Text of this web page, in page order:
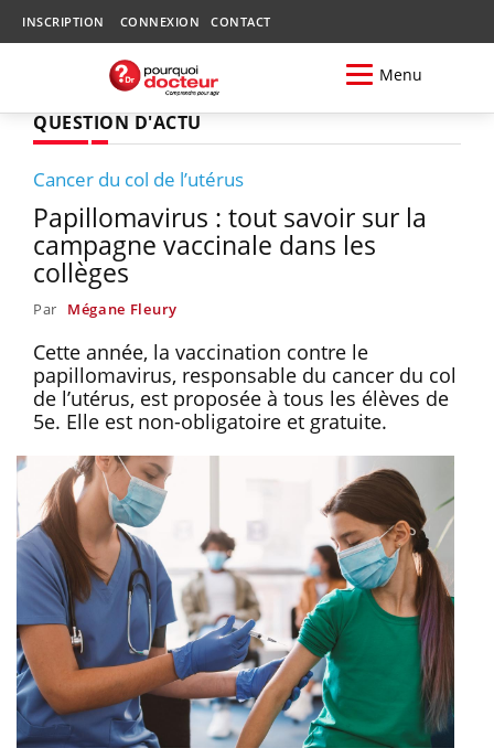
INSCRIPTION CONNEXION CONTACT
Menu
QUESTION D'ACTU
Cancer du col de l’utérus
Papillomavirus : tout savoir sur la
campagne vaccinale dans les
collèges
Par Mégane Fleury
Cette année, la vaccination contre le
papillomavirus, responsable du cancer du col
de l’utérus, est proposée à tous les élèves de
5e. Elle est non-obligatoire et gratuite.